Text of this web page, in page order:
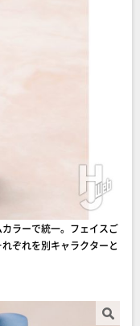
ラーで統一。フェイスご
ぞれを別キャラクターと